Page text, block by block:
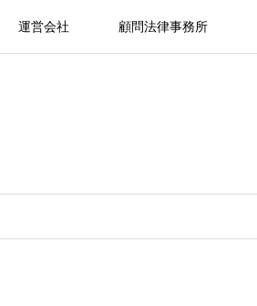
運営会社 顧問法律事務所